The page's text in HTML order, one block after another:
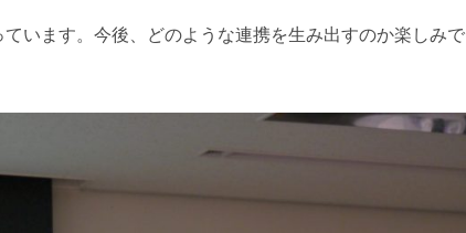
います。今後、どのような連携を生み出すのか楽しみで